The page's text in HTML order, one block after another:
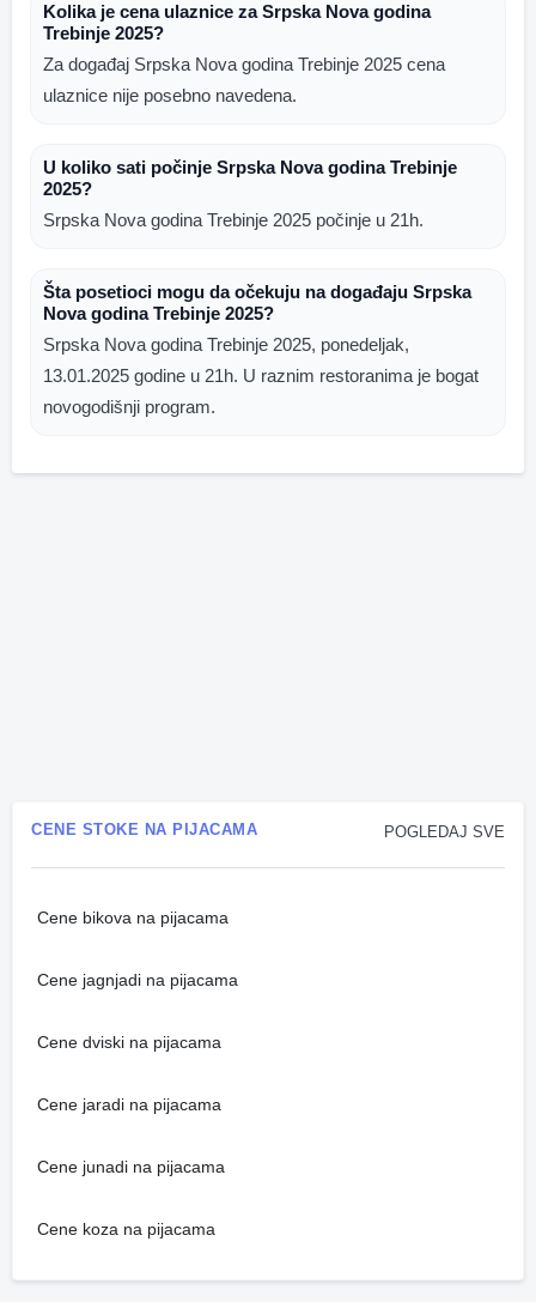
Kolika je cena ulaznice za Srpska Nova godina
Trebinje 2025?
Za događaj Srpska Nova godina Trebinje 2025 cena
ulaznice nije posebno navedena.
U koliko sati počinje Srpska Nova godina Trebinje
2025?
Srpska Nova godina Trebinje 2025 počinje u 21h.
Šta posetioci mogu da očekuju na događaju Srpska
Nova godina Trebinje 2025?
Srpska Nova godina Trebinje 2025, ponedeljak,
13.01.2025 godine u 21h. U raznim restoranima je bogat
novogodišnji program.
POGLEDAJ SVE
CENE STOKE NA PIJACAMA
Cene bikova na pijacama
Cene jagnjadi na pijacama
Cene dviski na pijacama
Cene jaradi na pijacama
Cene junadi na pijacama
Cene koza na pijacama